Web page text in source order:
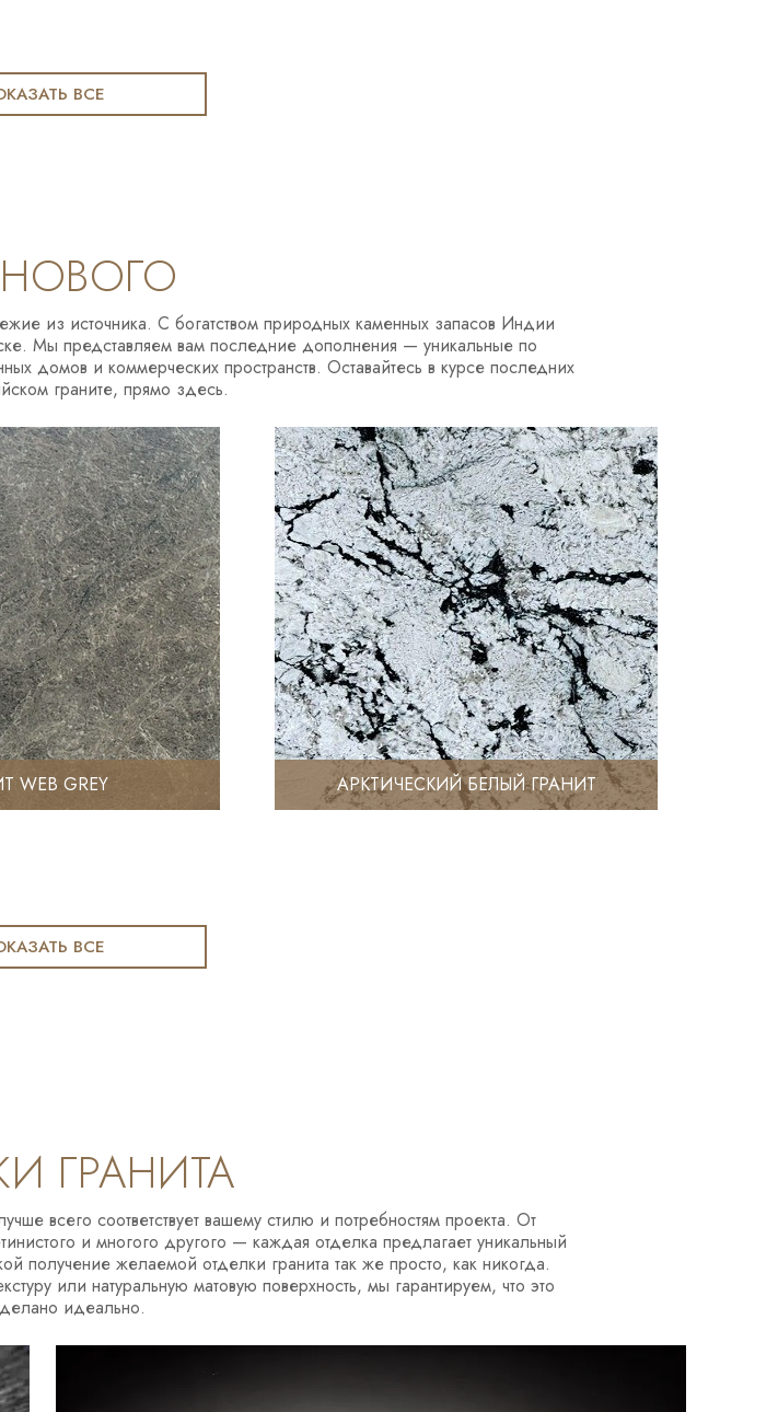
ВСЕ
из источника. С богатством природных каменных запасов Индии
Мы представляем вам последние дополнения — уникальные по
домов и коммерческих пространств. Оставайтесь в курсе последних
граните, прямо здесь.
WEB GREY АРКТИЧЕСКИЙ БЕЛЫЙ ГРАНИТ
ВСЕ
ГРАНИТА
всего соответствует вашему стилю и потребностям проекта. От
и многого другого — каждая отделка предлагает уникальный
получение желаемой отделки гранита так же просто, как никогда.
или натуральную матовую поверхность, мы гарантируем, что это
идеально.